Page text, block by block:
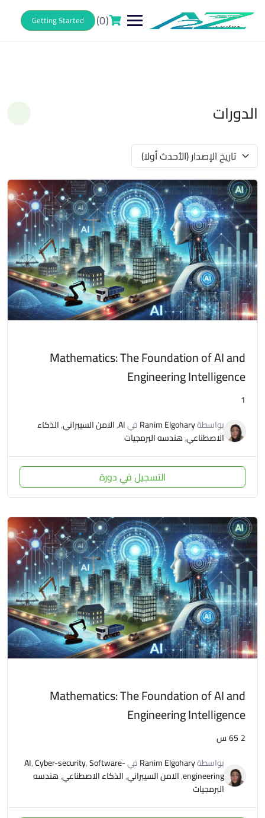
content
(0)
Getting Started
الدورات
تاريخ الإصدار (الأحدث أولا)
Mathematics: The Foundation of AI and
Engineering Intelligence
1
بواسطةRanim ElgoharyفيAI
,الامن السيبراني,الذكاء
الاصطناعي,هندسه البرمجيات
التسجيل في دورة
Mathematics: The Foundation of AI and
Engineering Intelligence
2 65س
بواسطةRanim Elgoharyفي AI,Cyber-security,Software-
engineering
,الامن السيبراني,الذكاء الاصطناعي,هندسه
البرمجيات